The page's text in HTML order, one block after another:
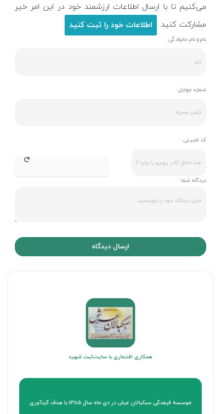
می‌کنیم تا با ارسال اطلاعات ارزشمند خود در این امر خیر
مشارکت کنید.
اطلاعات خود را ثبت کنید
نام و نام خانوادگی :
شماره موبایل :
کد امنیتی :
دیدگاه شما :
ارسال دیدگاه
همکاری افتخاری با سایتثبت شهید
موسسه فرهنگی سبکبالان عرش در دی ماه سال 1385 با هدف گردآوری